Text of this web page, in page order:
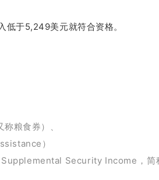
低于5,249美元就符合资格。
粮食券）、
）
Security Income，简